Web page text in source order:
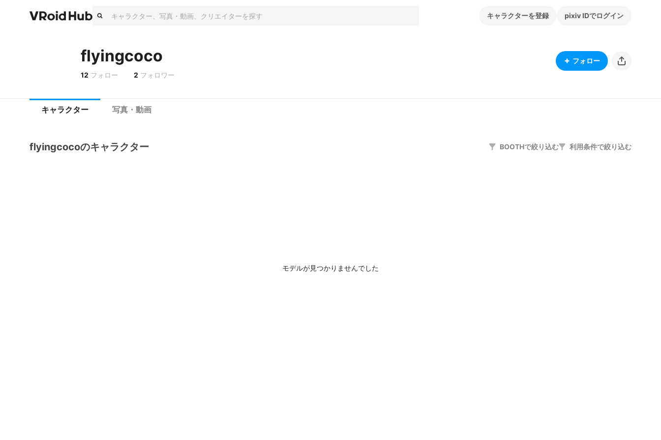
キャラクターを登録 pixiv IDでログイン
flyingcoco
12 フォロー 2 フォロワー
フォロー
キャラクター 写真・動画
flyingcocoのキャラクター BOOTHで絞り込む 利用条件で絞り込む
モデルが見つかりませんでした